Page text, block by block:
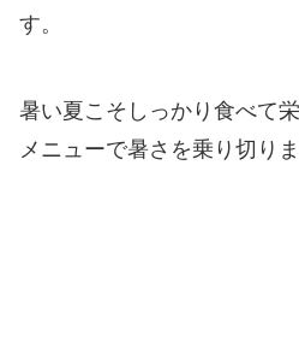
す。
暑い夏こそしっかり食べて
メニューで暑さを乗り切りま